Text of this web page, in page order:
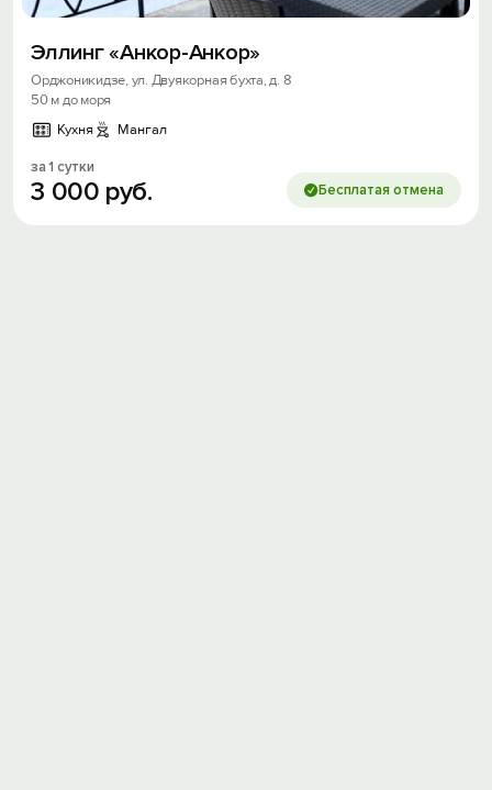
Эллинг «Анкор-Анкор»
Орджоникидзе, ул. Двуякорная бухта, д. 8
50 м до моря
Кухня
Мангал
за 1 сутки
3 000 руб. Бесплатая отмена